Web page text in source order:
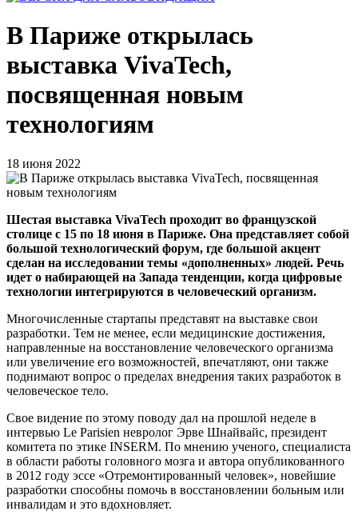
В Париже открылась
выставка VivaTech,
посвященная новым
технологиям
18 июня 2022
Шестая выставка VivaTech проходит во французской
столице с 15 по 18 июня в Париже. Она представляет собой
большой технологический форум, где большой акцент
сделан на исследовании темы «дополненных» людей. Речь
идет о набирающей на Запада тенденции, когда цифровые
технологии интегрируются в человеческий организм.
Многочисленные стартапы представят на выставке свои
разработки. Тем не менее, если медицинские достижения,
направленные на восстановление человеческого организма
или увеличение его возможностей, впечатляют, они также
поднимают вопрос о пределах внедрения таких разработок в
человеческое тело.
Свое видение по этому поводу дал на прошлой неделе в
интервью Le Parisien невролог Эрве Шнайвайс, президент
комитета по этике INSERM. По мнению ученого, специалиста
в области работы головного мозга и автора опубликованного
в 2012 году эссе «Отремонтированный человек», новейшие
разработки способны помочь в восстановлении больным или
инвалидам и это вдохновляет.